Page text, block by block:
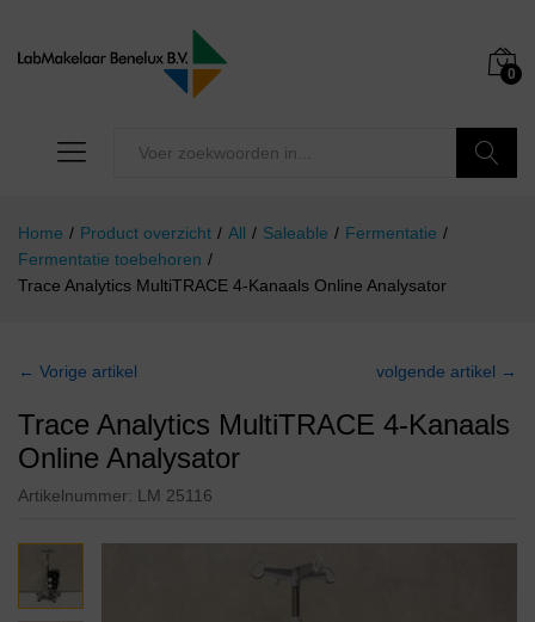
0
Home / Product overzicht / All / Saleable / Fermentatie /
Fermentatie toebehoren /
Trace Analytics MultiTRACE 4-Kanaals Online Analysator
← Vorige artikel volgende artikel →
Trace Analytics MultiTRACE 4-Kanaals
Online Analysator
Artikelnummer: LM 25116